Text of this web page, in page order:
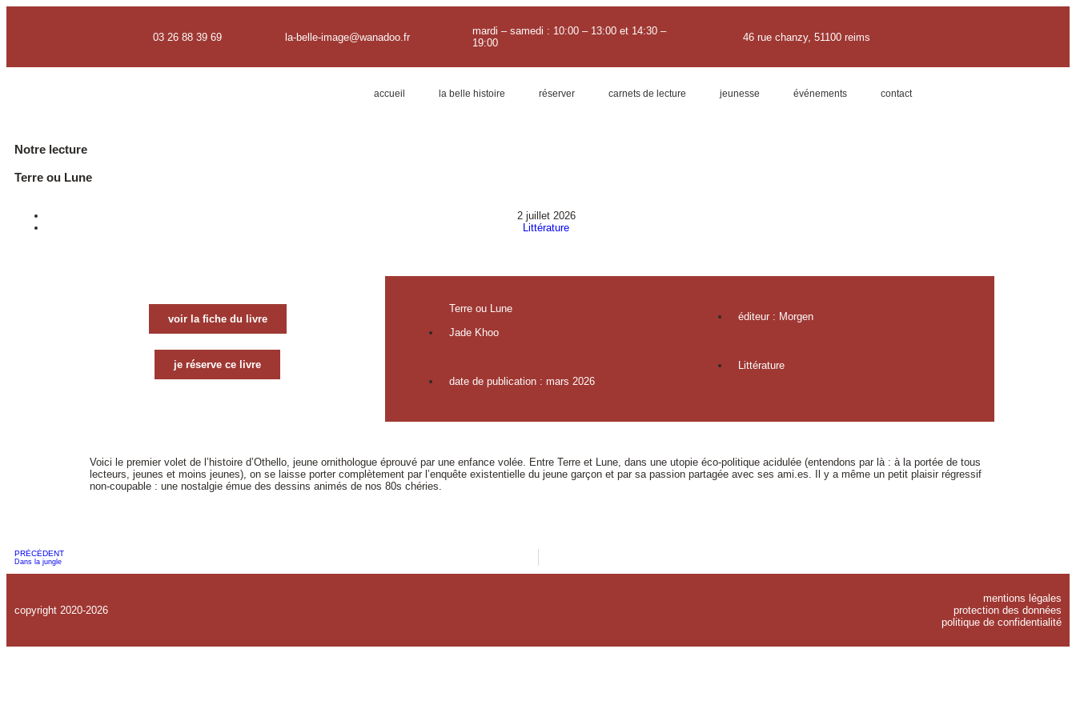
03 26 88 39 69 la-belle-image@wanadoo.fr
mardi – samedi : 10:00 – 13:00 et 14:30 –
19:00
46 rue chanzy, 51100 reims
accueil la belle histoire réserver carnets de lecture jeunesse événements contact
Notre lecture
Terre ou Lune
2 juillet 2026
Littérature
voir la fiche du livre
je réserve ce livre
Terre ou Lune
Jade Khoo
date de publication : mars 2026
éditeur : Morgen
Littérature
Voici le premier volet de l’histoire d’Othello, jeune ornithologue éprouvé par une enfance volée. Entre Terre et Lune, dans une utopie éco-politique acidulée (entendons par là : à la portée de tous
lecteurs, jeunes et moins jeunes), on se laisse porter complètement par l’enquête existentielle du jeune garçon et par sa passion partagée avec ses ami.es. Il y a même un petit plaisir régressif
non-coupable : une nostalgie émue des dessins animés de nos 80s chéries.
PRÉCÉDENT
Dans la jungle
copyright 2020-2026
mentions légales
protection des données
politique de confidentialité